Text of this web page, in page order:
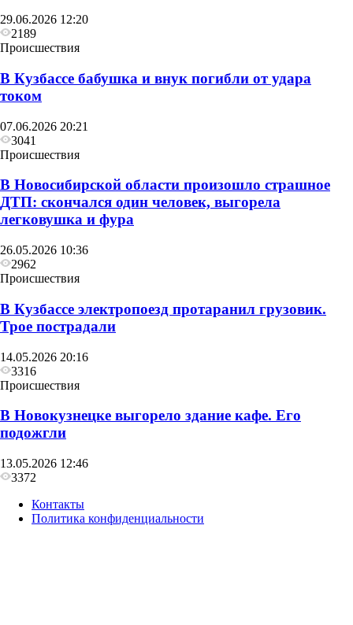
29.06.2026 12:20
2189
Происшествия
В Кузбассе бабушка и внук погибли от удара
током
07.06.2026 20:21
3041
Происшествия
В Новосибирской области произошло страшное
ДТП: скончался один человек, выгорела
легковушка и фура
26.05.2026 10:36
2962
Происшествия
В Кузбассе электропоезд протаранил грузовик.
Трое пострадали
14.05.2026 20:16
3316
Происшествия
В Новокузнецке выгорело здание кафе. Его
подожгли
13.05.2026 12:46
3372
Контакты
Политика конфиденциальности